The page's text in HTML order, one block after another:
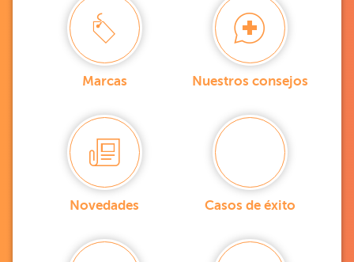
Marcas Nuestros consejos
Novedades Casos de éxito